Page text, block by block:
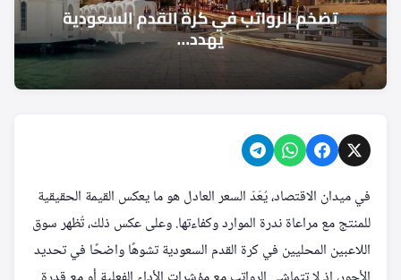
في ميدان الاقتصاد، يُعَدّ السعر العادل هو ما يعكس القيمة الحقيقية
للمنتج مع مراعاة ندرة الموارد وكفاءتها. وعلى عكس ذلك، تُظهر سوق
اللاعبين المحليين في كرة القدم السعودية تشوهًا واضحًا في تحديد